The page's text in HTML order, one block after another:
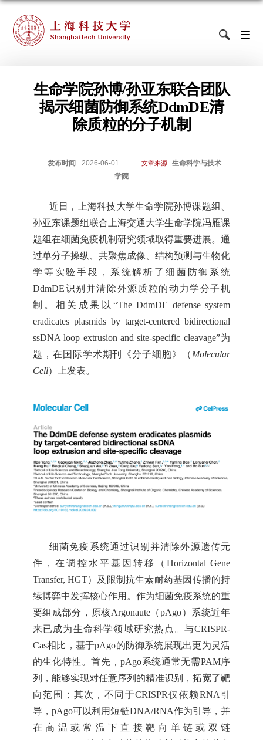
生命学院孙博/孙亚东联合团队
揭示细菌防御系统DdmDE清
除质粒的分子机制
发布时间 2026-06-01 文章来源
生命科学与技术
学院
近日，上海科技大学生命学院孙博课题组、
孙亚东课题组联合上海交通大学生命学院冯雁课
题组在细菌免疫机制研究领域取得重要进展。通
过单分子操纵、共聚焦成像、结构预测与生物化
学等实验手段，系统解析了细菌防御系统
DdmDE识别并清除外源质粒的动力学分子机
制。相关成果以“The DdmDE defense system
eradicates plasmids by target-centered bidirectional
ssDNA loop extrusion and site-specific cleavage”为
题，在国际学术期刊《分子细胞》（ Molecular
Cell）上发表。
细菌免疫系统通过识别并清除外源遗传元
件，在调控水平基因转移（Horizontal Gene
Transfer, HGT）及限制抗生素耐药基因传播的持
续博弈中发挥核心作用。作为细菌免疫系统的重
要组成部分，原核Argonaute（pAgo）系统近年
来已成为生命科学领域研究热点。与CRISPR-
Cas相比，基于pAgo的防御系统展现出更为灵活
的生化特性。首先，pAgo系统通常无需PAM序
列，能够实现对任意序列的精准识别，拓宽了靶
向范围；其次，不同于CRISPR仅依赖RNA引
导，pAgo可以利用短链DNA/RNA作为引导，并
在高温或常温下直接靶向单链或双链